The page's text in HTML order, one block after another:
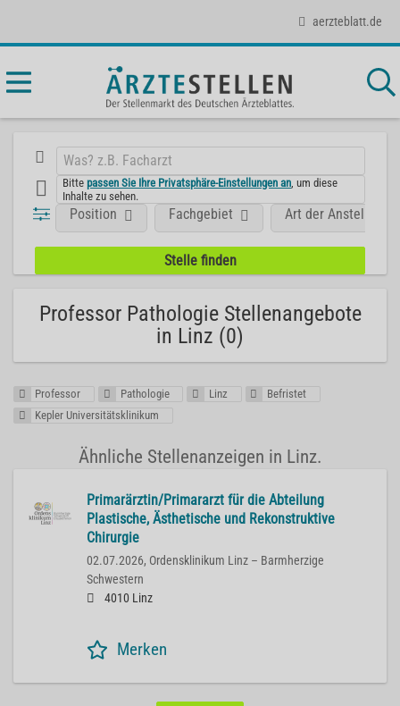
aerzteblatt.de
Bittepassen Sie Ihre Privatsphäre-Einstellungen an , um diese
Inhalte zu sehen.
Position Fachgebiet Art der Anstellung
Professor Pathologie Stellenangebote
in Linz (0)
Professor Pathologie Linz
Befristet
Kepler Universitätsklinikum
Ähnliche Stellenanzeigen in Linz.
Primarärztin/Primararzt für die Abteilung
Plastische, Ästhetische und Rekonstruktive
Chirurgie
02.07.2026, Ordensklinikum Linz – Barmherzige
Schwestern
4010 Linz
Merken